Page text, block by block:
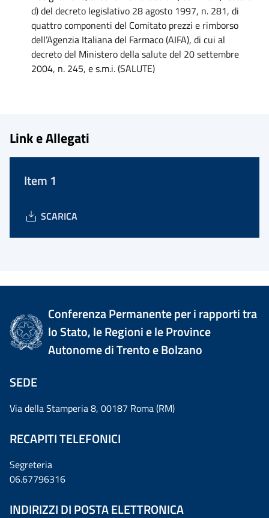
d) del decreto legislativo 28 agosto 1997, n. 281, di
quattro componenti del Comitato prezzi e rimborso
dell’Agenzia Italiana del Farmaco (AIFA), di cui al
decreto del Ministero della salute del 20 settembre
2004, n. 245, e s.m.i. (SALUTE)
Link e Allegati
Item 1
SCARICA
Conferenza Permanente per i rapporti tra
lo Stato, le Regioni e le Province
Autonome di Trento e Bolzano
SEDE
Via della Stamperia 8, 00187 Roma (RM)
RECAPITI TELEFONICI
Segreteria
06.67796316
INDIRIZZI DI POSTA ELETTRONICA